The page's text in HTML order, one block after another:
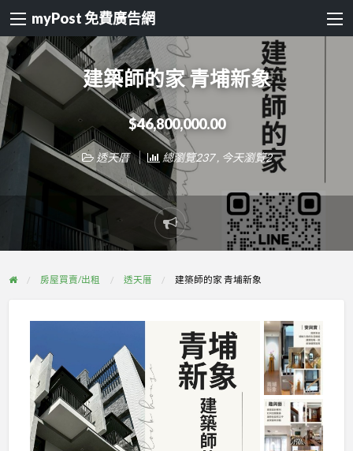
myPost 免費廣告網
建築師的家 青埔新象
$46,800,000.00
透天厝 總瀏覽237 , 今天瀏覽2
Report
problem
房屋買賣/出租 透天厝 建築師的家 青埔新象